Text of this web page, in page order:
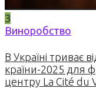
3
Виноробство
В Україні триває
країни-2025 для
центру La Cité du